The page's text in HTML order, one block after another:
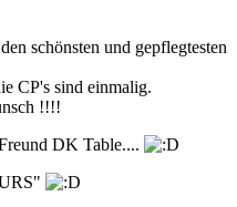
schönsten und gepflegtesten
CP's sind einmalig.
!!!!
DK Table....